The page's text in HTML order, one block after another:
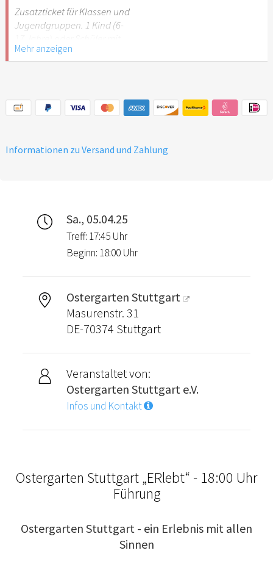
Stuttgart nicht
empfehlenswert.
Zusatzticket für Klassen und
Jugendgruppen. 1 Kind (6-
Schülerausweis.
Stuttgart nicht
empfehlenswert.
Mehr anzeigen
Informationen zu Versand und Zahlung
Sa., 05.04.25
Treff: 17:45 Uhr
Beginn: 18:00 Uhr
Ostergarten Stuttgart
Masurenstr. 31
DE-70374 Stuttgart
Veranstaltet von:
Ostergarten Stuttgart e.V.
Infos und Kontakt
Ostergarten Stuttgart „ERlebt“ - 18:00 Uhr
Führung
Ostergarten Stuttgart - ein Erlebnis mit allen
Sinnen